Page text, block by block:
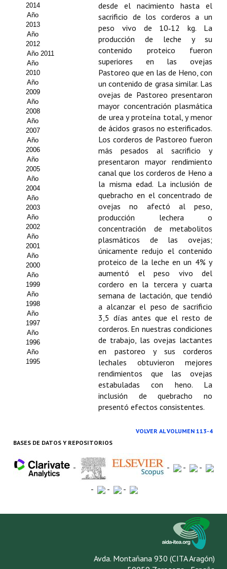
Presentación Jornadas
Comunicaciones
Jornadas PAM 2026
Premio Jóvenes Investigadores
Buscador de Comunicaciones
Buscador de Comunicaciones
CONTACTO
BUSCADOR
2014
Año
2013
Año
2012
Año 2011
Año
2010
Año
2009
Año
2008
Año
2007
Año
2006
Año
2005
Año
2004
Año
2003
Año
2002
Año
2001
Año
2000
Año
1999
Año
1998
Año
1997
Año
1996
Año
1995
desde el nacimiento hasta el
sacrificio de los corderos a un
peso vivo de 10‑12 kg. La
producción de leche y su
contenido proteico fueron
superiores en las ovejas
Pastoreo que en las de Heno, con
un contenido de grasa similar. Las
ovejas de Pastoreo presentaron
mayor concentración plasmática
de urea y proteína total, y menor
de ácidos grasos no esterificados.
Los corderos de Pastoreo fueron
más pesados al sacrificio y
presentaron mayor rendimiento
canal que los corderos de Heno a
la misma edad. La inclusión de
quebracho en el concentrado de
ovejas no afectó al peso,
producción lechera o
concentración de metabolitos
plasmáticos de las ovejas;
únicamente redujo el contenido
proteico de la leche en un 4% y
aumentó el peso vivo del
cordero en la tercera y cuarta
semana de lactación, que tendió
a alcanzar el peso de sacrificio
3,5 días antes que el resto de
corderos. En nuestras condiciones
de trabajo, las ovejas lactantes
en pastoreo y sus corderos
lechales obtuvieron mejores
rendimientos que las ovejas
estabuladas con heno. La
inclusión de quebracho no
presentó efectos consistentes.
VOLVER AL VOLUMEN 113-4
BASES DE DATOS Y REPOSITORIOS
- - - -
- - -
Avda. Montañana 930 (CITA Aragón)